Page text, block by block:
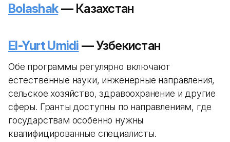
Bolashak— Казахстан
El-Yurt Umidi — Узбекистан
Обе программы регулярно включают
естественные науки, инженерные направления,
сельское хозяйство, здравоохранение и другие
сферы. Гранты доступны по направлениям, где
государствам особенно нужны
квалифицированные специалисты.